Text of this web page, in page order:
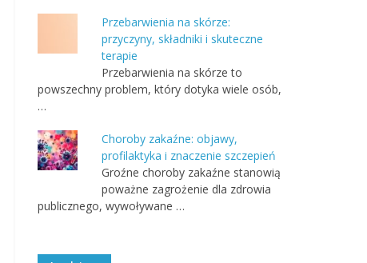
Przebarwienia na skórze:
przyczyny, składniki i skuteczne
terapie
Przebarwienia na skórze to
powszechny problem, który dotyka wiele osób,
…
Choroby zakaźne: objawy,
profilaktyka i znaczenie szczepień
Groźne choroby zakaźne stanowią
poważne zagrożenie dla zdrowia
publicznego, wywoływane …